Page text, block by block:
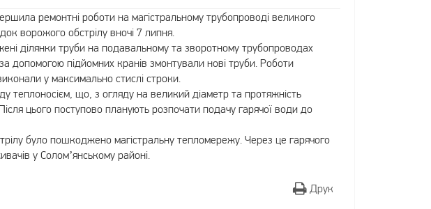
ремонтні роботи на магістральному трубопроводі великого
ворожого обстрілу вночі 7 липня.
ділянки труби на подавальному та зворотному трубопроводах
допомогою підйомних кранів змонтували нові труби. Роботи
у максимально стислі строки.
теплоносієм, що, з огляду на великий діаметр та протяжність
цього поступово планують розпочати подачу гарячої води до
було пошкоджено магістральну тепломережу. Через це гарячого
у Солом’янському районі.
Друк